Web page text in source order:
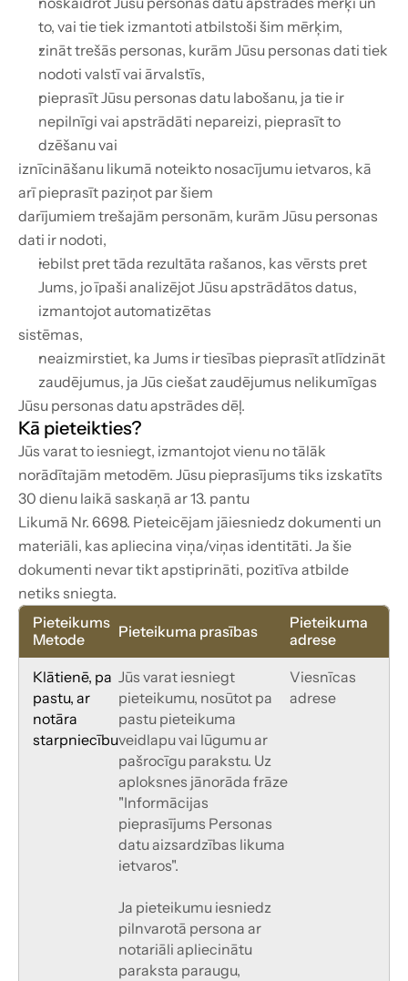
to, vai tie tiek izmantoti atbilstoši šim mērķim,
zināt trešās personas, kurām Jūsu personas dati tiek
nodoti valstī vai ārvalstīs,
pieprasīt Jūsu personas datu labošanu, ja tie ir
nepilnīgi vai apstrādāti nepareizi, pieprasīt to
dzēšanu vai
iznīcināšanu likumā noteikto nosacījumu ietvaros, kā
arī pieprasīt paziņot par šiem
darījumiem trešajām personām, kurām Jūsu personas
dati ir nodoti,
iebilst pret tāda rezultāta rašanos, kas vērsts pret
Jums, jo īpaši analizējot Jūsu apstrādātos datus,
izmantojot automatizētas
sistēmas,
neaizmirstiet, ka Jums ir tiesības pieprasīt atlīdzināt
zaudējumus, ja Jūs ciešat zaudējumus nelikumīgas
Jūsu personas datu apstrādes dēļ.
Kā pieteikties?
Jūs varat to iesniegt, izmantojot vienu no tālāk
norādītajām metodēm. Jūsu pieprasījums tiks izskatīts
30 dienu laikā saskaņā ar 13. pantu
Likumā Nr. 6698. Pieteicējam jāiesniedz dokumenti un
materiāli, kas apliecina viņa/viņas identitāti. Ja šie
dokumenti nevar tikt apstiprināti, pozitīva atbilde
netiks sniegta.
Pieteikums
Metode
Pieteikuma prasības
Pieteikuma
adrese
Klātienē, pa
pastu, ar
notāra
starpniecību
Jūs varat iesniegt
pieteikumu, nosūtot pa
pastu pieteikuma
veidlapu vai lūgumu ar
pašrocīgu parakstu. Uz
aploksnes jānorāda frāze
"Informācijas
pieprasījums Personas
datu aizsardzības likuma
ietvaros".
Ja pieteikumu iesniedz
pilnvarotā persona ar
notariāli apliecinātu
paraksta paraugu,
Viesnīcas
adrese